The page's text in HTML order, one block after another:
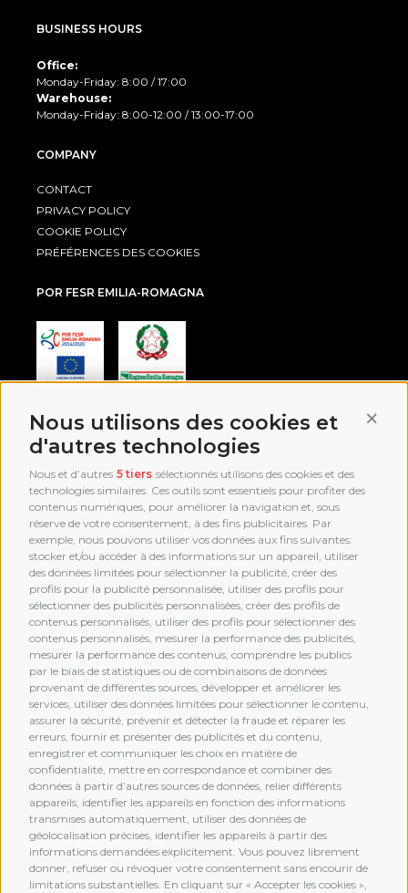
Nous utilisons des cookies et
d'autres technologies
Nous et d’autres 5 tiers sélectionnés utilisons des cookies et des
technologies similaires. Ces outils sont essentiels pour profiter des
contenus numériques, pour améliorer la navigation et, sous
réserve de votre consentement, à des fins publicitaires. Par
exemple, nous pouvons utiliser vos données aux fins suivantes:
stocker et/ou accéder à des informations sur un appareil, utiliser
des données limitées pour sélectionner la publicité, créer des
profils pour la publicité personnalisée, utiliser des profils pour
sélectionner des publicités personnalisées, créer des profils de
contenus personnalisés, utiliser des profils pour sélectionner des
contenus personnalisés, mesurer la performance des publicités,
mesurer la performance des contenus, comprendre les publics
par le biais de statistiques ou de combinaisons de données
provenant de différentes sources, développer et améliorer les
services, utiliser des données limitées pour sélectionner le contenu,
assurer la sécurité, prévenir et détecter la fraude et réparer les
erreurs, fournir et présenter des publicités et du contenu,
enregistrer et communiquer les choix en matière de
confidentialité, mettre en correspondance et combiner des
données à partir d’autres sources de données, relier différents
appareils, identifier les appareils en fonction des informations
transmises automatiquement, utiliser des données de
géolocalisation précises, identifier les appareils à partir des
informations demandées explicitement. Vous pouvez librement
donner, refuser ou révoquer votre consentement sans encourir de
limitations substantielles. En cliquant sur « Accepter les cookies »,
BUSINESS HOURS
Office:
Monday-Friday: 8:00 / 17:00
Warehouse:
Monday-Friday: 8:00-12:00 / 13:00-17:00
COMPANY
CONTACT
PRIVACY POLICY
COOKIE POLICY
PRÉFÉRENCES DES COOKIES
POR FESR EMILIA-ROMAGNA
AWARD
MEMBERSHIP